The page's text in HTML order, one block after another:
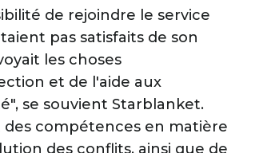
de rejoindre le service
pas satisfaits de son
les choses
et de l'aide aux
se souvient Starblanket.
compétences en matière
des conflits, ainsi que de